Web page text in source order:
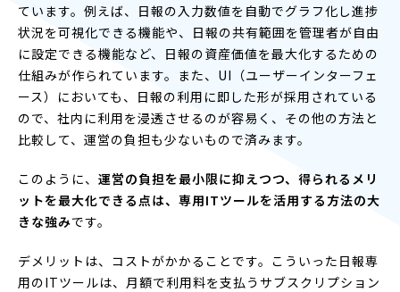
ています。例えば、日報の入力数値を自動でグラフ化し進捗
状況を可視化できる機能や、日報の共有範囲を管理者が自由
に設定できる機能など、日報の資産価値を最大化するための
仕組みが作られています。また、UI（ユーザーインターフェ
ース）においても、日報の利用に即した形が採用されている
ので、社内に利用を浸透させるのが容易く、その他の方法と
比較して、運営の負担も少ないもので済みます。
このように、 運営の負担を最小限に抑えつつ、得られるメリ
ットを最大化できる点は、専用ITツールを活用する方法の大
きな強みです。
デメリットは、コストがかかることです。こういった日報専
用のITツールは、月額で利用料を支払うサブスクリプション